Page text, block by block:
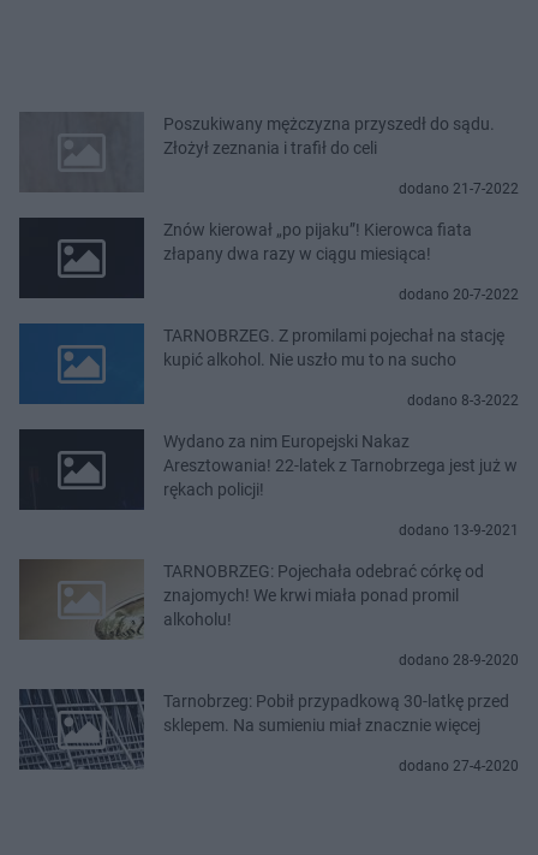
Poszukiwany mężczyzna przyszedł do sądu.
Złożył zeznania i trafił do celi
dodano 21-7-2022
Znów kierował „po pijaku”! Kierowca fiata
złapany dwa razy w ciągu miesiąca!
dodano 20-7-2022
TARNOBRZEG. Z promilami pojechał na stację
kupić alkohol. Nie uszło mu to na sucho
dodano 8-3-2022
Wydano za nim Europejski Nakaz
Aresztowania! 22-latek z Tarnobrzega jest już w
rękach policji!
dodano 13-9-2021
TARNOBRZEG: Pojechała odebrać córkę od
znajomych! We krwi miała ponad promil
alkoholu!
dodano 28-9-2020
Tarnobrzeg: Pobił przypadkową 30-latkę przed
sklepem. Na sumieniu miał znacznie więcej
dodano 27-4-2020